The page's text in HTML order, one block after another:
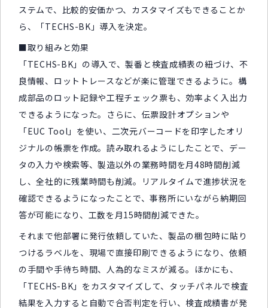
ステムで、比較的安価かつ、カスタマイズもできることか
ら、「TECHS-BK」導入を決定。
■取り組みと効果
「TECHS-BK」の導入で、製番と検査成績表の紐づけ、不
良情報、ロットトレースなどが楽に管理できるように。構
成部品のロット記録や工程チェック票も、効率よく入出力
できるようになった。さらに、伝票設計オプションや
「EUC Tool」を使い、二次元バーコードを印字したオリ
ジナルの帳票を作成。読み取れるようにしたことで、デー
タの入力や検索等、製造以外の業務時間を月48時間削減
し、全社的に残業時間も削減。リアルタイムで進捗状況を
確認できるようになったことで、事務所にいながら納期回
答が可能になり、工数を月15時間削減できた。
それまで他部署に発行依頼していた、製品の梱包時に貼り
つけるラベルを、現場で直接印刷できるようになり、依頼
の手間や手待ち時間、人為的なミスが減る。ほかにも、
「TECHS-BK」をカスタマイズして、タッチパネルで検査
結果を入力すると自動で合否判定を行い、検査成績書が発